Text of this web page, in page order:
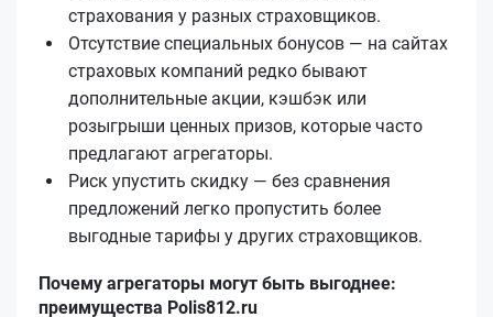
страхования у разных страховщиков.
Отсутствие специальных бонусов — на сайтах
страховых компаний редко бывают
дополнительные акции, кэшбэк или
розыгрыши ценных призов, которые часто
предлагают агрегаторы.
Риск упустить скидку — без сравнения
предложений легко пропустить более
выгодные тарифы у других страховщиков.
Почему агрегаторы могут быть выгоднее:
преимущества Polis812.ru